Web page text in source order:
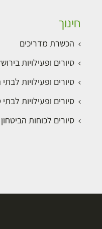
חינוך
הכשרת מדריכים
סיורים ופעילויות
סיורים ופעילויות
סיורים ופעילויות
סיורים לכוחות הביטחון